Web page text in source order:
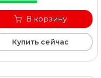
В корзину
Купить сейчас